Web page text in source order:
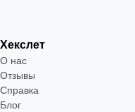
Хекслет
О нас
Отзывы
Справка
Блог